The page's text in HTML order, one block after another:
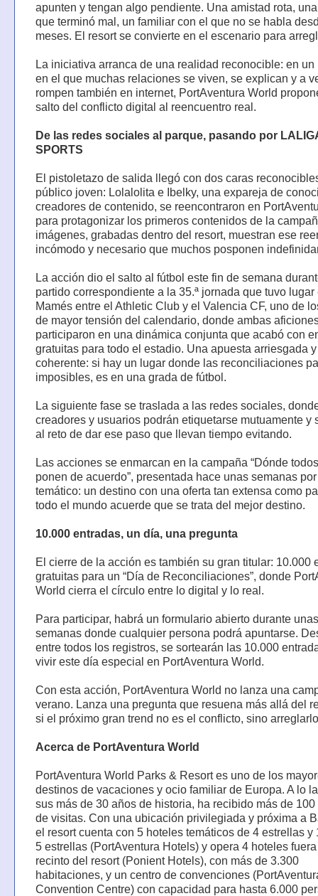
apunten y tengan algo pendiente. Una amistad rota,
que terminó mal, un familiar con el que no se habla
meses. El resort se convierte en el escenario para
La iniciativa arranca de una realidad reconocible: en un
en el que muchas relaciones se viven, se explican y a
rompen también en internet, PortAventura World
salto del conflicto digital al reencuentro real.
De las redes sociales al parque, pasando por
SPORTS
El pistoletazo de salida llegó con dos caras
público joven: Lolalolita e Ibelky, una expareja de
creadores de contenido, se reencontraron en
para protagonizar los primeros contenidos de la
imágenes, grabadas dentro del resort, muestran ese
incómodo y necesario que muchos posponen
La acción dio el salto al fútbol este fin de semana
partido correspondiente a la 35.ª jornada que tuvo lugar
Mamés entre el Athletic Club y el Valencia CF, uno de
de mayor tensión del calendario, donde ambas
participaron en una dinámica conjunta que acabó con
gratuitas para todo el estadio. Una apuesta arriesgada y
coherente: si hay un lugar donde las reconciliaciones
imposibles, es en una grada de fútbol.
La siguiente fase se traslada a las redes sociales,
creadores y usuarios podrán etiquetarse mutuamente y
al reto de dar ese paso que llevan tiempo evitando.
Las acciones se enmarcan en la campaña “Dónde
ponen de acuerdo”, presentada hace unas semanas
temático: un destino con una oferta tan extensa como
todo el mundo acuerde que se trata del mejor destino.
10.000 entradas, un día, una pregunta
El cierre de la acción es también su gran titular: 10.000
gratuitas para un “Día de Reconciliaciones”, donde
World cierra el círculo entre lo digital y lo real.
Para participar, habrá un formulario abierto durante unas
semanas donde cualquier persona podrá apuntarse.
entre todos los registros, se sortearán las 10.000
vivir este día especial en PortAventura World.
Con esta acción, PortAventura World no lanza una
verano. Lanza una pregunta que resuena más allá del
si el próximo gran trend no es el conflicto, sino
Acerca de PortAventura World
PortAventura World Parks & Resort es uno de los
destinos de vacaciones y ocio familiar de Europa. A lo
sus más de 30 años de historia, ha recibido más de
de visitas. Con una ubicación privilegiada y próxima a
el resort cuenta con 5 hoteles temáticos de 4 estrellas y
5 estrellas (PortAventura Hotels) y opera 4 hoteles
recinto del resort (Ponient Hotels), con más de 3.300
habitaciones, y un centro de convenciones
Convention Centre) con capacidad para hasta 6.000